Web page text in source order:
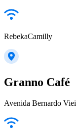
RebekaCamilly
Granno Café
Avenida Bernardo